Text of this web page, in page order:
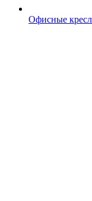
Офисные